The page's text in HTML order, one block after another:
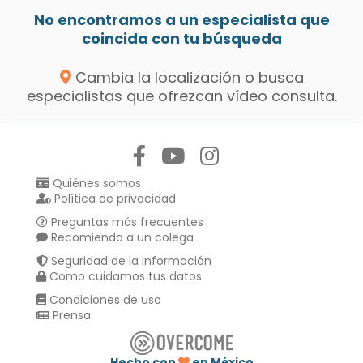
No encontramos a un especialista que
coincida con tu búsqueda
Cambia la localización o busca
especialistas que ofrezcan vídeo consulta.
Quiénes somos
Política de privacidad
Preguntas más frecuentes
Recomienda a un colega
Seguridad de la información
Como cuidamos tus datos
Condiciones de uso
Prensa